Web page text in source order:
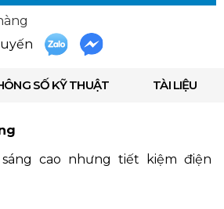
SỐ KỸ THUẬT TÀI LIỆU
cao nhưng tiết kiệm điện